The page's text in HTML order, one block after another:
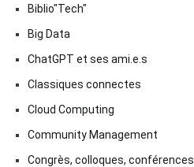
Biblio"Tech"
Big Data
ChatGPT et ses ami.e.s
Classiques connectes
Cloud Computing
Community Management
Congrès, colloques,